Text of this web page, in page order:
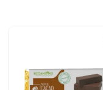
7.
glicinato magnesio